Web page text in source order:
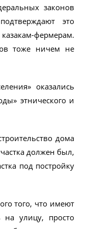
законов
это
фермерам.
тоже ничем не
оказались
этнического и
дома
должен был,
под постройку
того, что имеют
на улицу, просто